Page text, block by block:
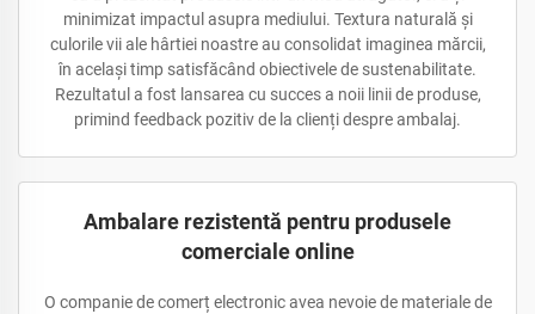
minimizat impactul asupra mediului. Textura naturală și
culorile vii ale hârtiei noastre au consolidat imaginea mărcii,
în același timp satisfăcând obiectivele de sustenabilitate.
Rezultatul a fost lansarea cu succes a noii linii de produse,
primind feedback pozitiv de la clienți despre ambalaj.
Ambalare rezistentă pentru produsele
comerciale online
O companie de comerț electronic avea nevoie de materiale de